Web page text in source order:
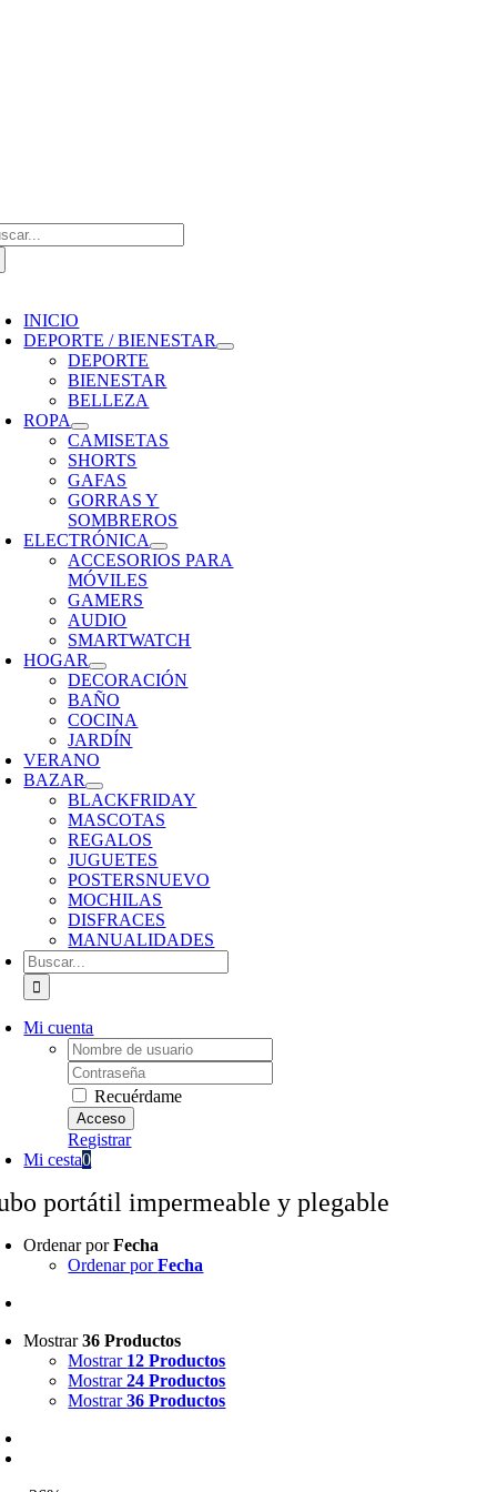
INICIO
DEPORTE / BIENESTAR
DEPORTE
BIENESTAR
BELLEZA
ROPA
CAMISETAS
SHORTS
GAFAS
GORRAS Y
SOMBREROS
ELECTRÓNICA
ACCESORIOS PARA
MÓVILES
GAMERS
AUDIO
SMARTWATCH
HOGAR
DECORACIÓN
BAÑO
COCINA
JARDÍN
VERANO
BAZAR
BLACKFRIDAY
MASCOTAS
REGALOS
JUGUETES
POSTERSNUEVO
MOCHILAS
DISFRACES
MANUALIDADES
Buscar:
Mi cuenta
Username:
Password:
Recuérdame
Registrar
Mi cesta0
portátil impermeable y plegable
Ordenar porFecha
Ordenar porFecha
Mostrar36 Productos
Mostrar 12 Productos
Mostrar24 Productos
Mostrar36 Productos